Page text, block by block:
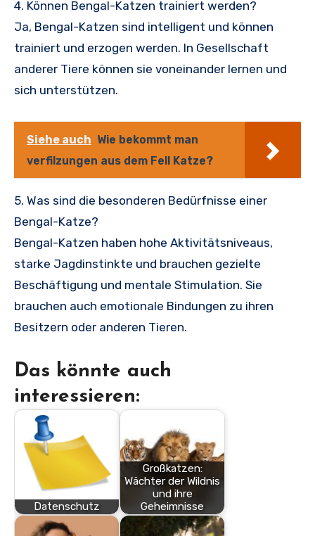
4. Können Bengal-Katzen trainiert werden?
Ja, Bengal-Katzen sind intelligent und können
trainiert und erzogen werden. In Gesellschaft
anderer Tiere können sie voneinander lernen und
sich unterstützen.
Siehe auch Wie bekommt man
verfilzungen aus dem Fell Katze?
5. Was sind die besonderen Bedürfnisse einer
Bengal-Katze?
Bengal-Katzen haben hohe Aktivitätsniveaus,
starke Jagdinstinkte und brauchen gezielte
Beschäftigung und mentale Stimulation. Sie
brauchen auch emotionale Bindungen zu ihren
Besitzern oder anderen Tieren.
Das könnte auch
interessieren:
Datenschutz
Großkatzen:
Wächter der Wildnis
und ihre
Geheimnisse